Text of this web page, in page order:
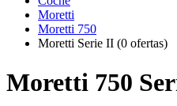
Moretti
Moretti 750
Moretti Serie II (0 ofertas)
Moretti 750